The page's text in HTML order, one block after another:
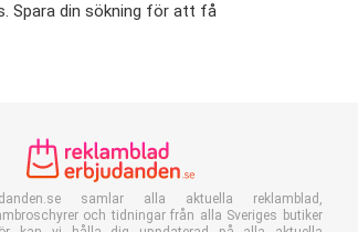
Spara din sökning för att få
samlar alla aktuella reklamblad,
och tidningar från alla Sveriges butiker